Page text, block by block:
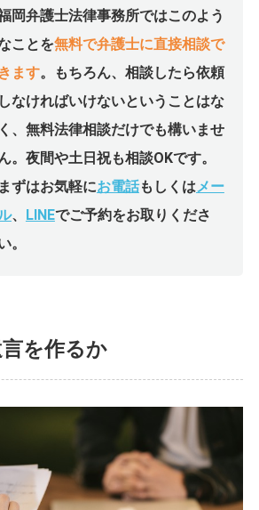
岡弁護士法律事務所ではこのよう
ことを無料で弁護士に直接相談で
きます。もちろん、相談したら依頼
しなければいけないということはな
く、無料法律相談だけでも構いませ
。夜間や土日祝も相談OKです。
まずはお気軽にお電話もしくはメー
、 LINEでご予約をお取りくださ
。
を作るか